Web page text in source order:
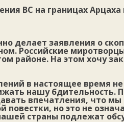
ВС на границах
делает заявления о
Российские
районе. На этом хочу
в настоящее время
нашу бдительность.
впечатления, что
повестки, но это не
страны подлежат